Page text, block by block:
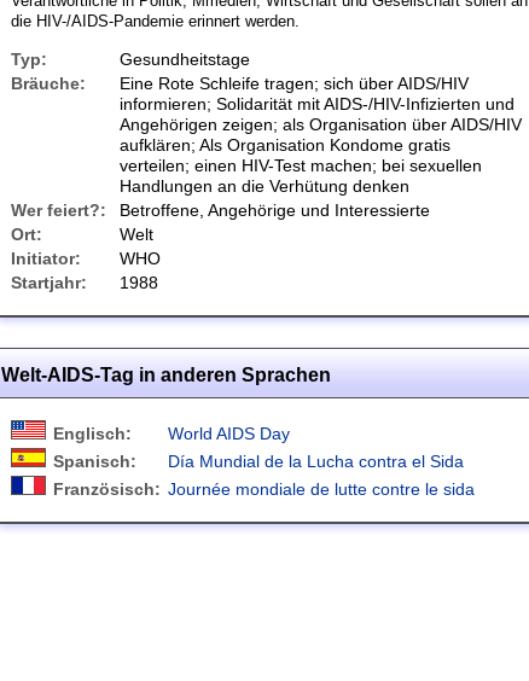
die HIV-/AIDS-Pandemie erinnert werden.
Typ:
Gesundheitstage
Bräuche:
Eine Rote Schleife tragen; sich über AIDS/HIV
informieren; Solidarität mit AIDS-/HIV-Infizierten und
Angehörigen zeigen; als Organisation über AIDS/HIV
aufklären; Als Organisation Kondome gratis
verteilen; einen HIV-Test machen; bei sexuellen
Handlungen an die Verhütung denken
Wer feiert?:
Betroffene, Angehörige und Interessierte
Ort:
Welt
Initiator:
WHO
Startjahr:
1988
Welt-AIDS-Tag in anderen Sprachen
Englisch:
World AIDS Day
Spanisch:
Día Mundial de la Lucha contra el Sida
Französisch: Journée mondiale de lutte contre le sida